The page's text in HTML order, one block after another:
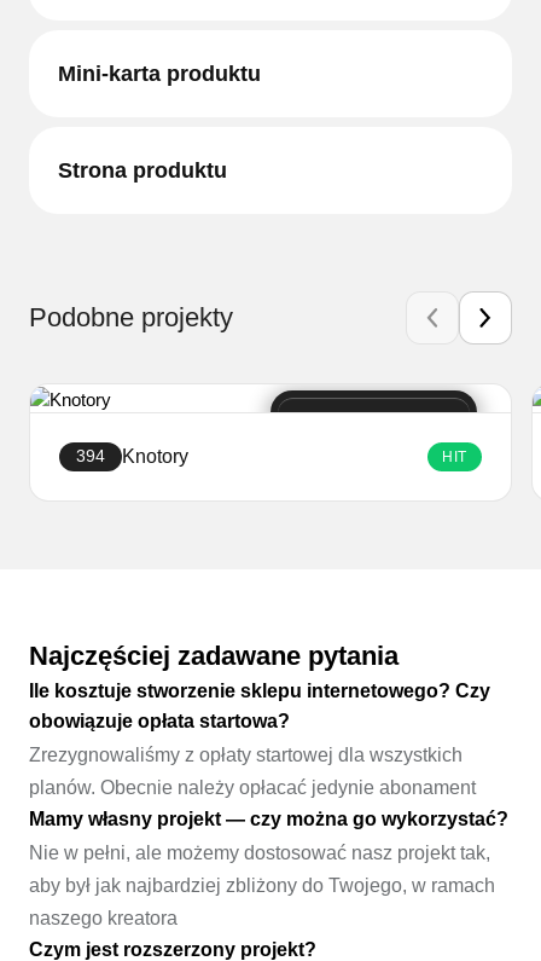
Mini-karta produktu
Strona produktu
Podobne projekty
394 Knotory HIT
Najczęściej zadawane pytania
Ile kosztuje stworzenie sklepu internetowego? Czy
obowiązuje opłata startowa?
Zrezygnowaliśmy z opłaty startowej dla wszystkich
planów. Obecnie należy opłacać jedynie abonament
Mamy własny projekt — czy można go wykorzystać?
Nie w pełni, ale możemy dostosować nasz projekt tak,
aby był jak najbardziej zbliżony do Twojego, w ramach
naszego kreatora
Czym jest rozszerzony projekt?